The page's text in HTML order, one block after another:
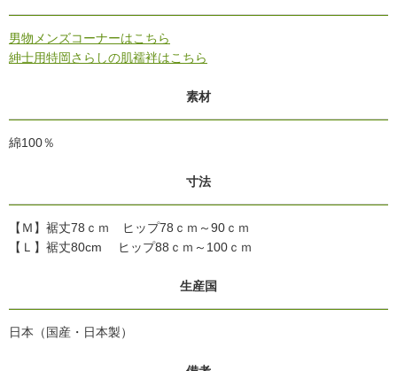
男物メンズコーナーはこちら
紳士用特岡さらしの肌襦袢はこちら
素材
綿100％
寸法
【Ｍ】裾丈78ｃｍ ヒップ78ｃｍ～90ｃｍ
【Ｌ】裾丈80cm ヒップ88ｃｍ～100ｃｍ
生産国
日本（国産・日本製）